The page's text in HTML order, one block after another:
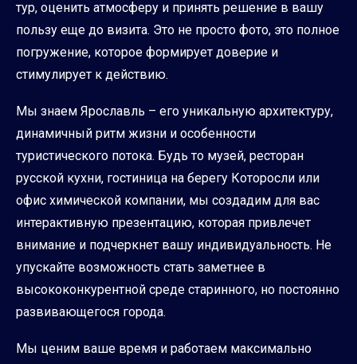
тур, оценить атмосферу и принять решение в вашу
пользу еще до визита. Это не просто фото, это полное
погружение, которое формирует доверие и
стимулирует к действию.
Мы знаем Ярославль – его уникальную архитектуру,
динамичный ритм жизни и особенности
туристического потока. Будь то музей, ресторан
русской кухни, гостиница на берегу Которосли или
офис химической компании, мы создадим для вас
интерактивную презентацию, которая привлечет
внимание и подчеркнет вашу индивидуальность. Не
упускайте возможность стать заметнее в
высококонкурентной среде старинного, но постоянно
развивающегося города.
Мы ценим ваше время и работаем максимально